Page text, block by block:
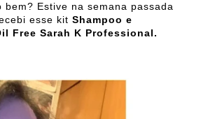
bem? Estive na semana passada
esse kit Shampoo e
Free Sarah K Professional.